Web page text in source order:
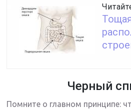
Черный
Помните о главном принципе: